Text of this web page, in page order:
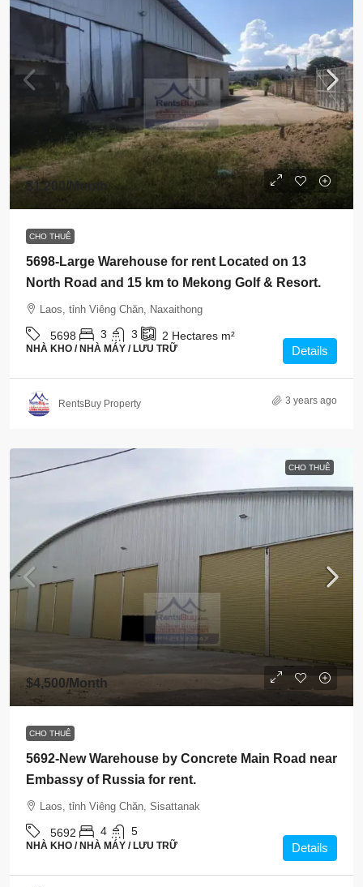
$1,200 /Month
CHO THUÊ
5698-Large Warehouse for rent Located on 13
North Road and 15 km to Mekong Golf & Resort.
Laos, tỉnh Viêng Chăn, Naxaithong
5698 3 3 2 Hectares m²
NHÀ KHO / NHÀ MÁY / LƯU TRỮ Details
RentsBuy Property 3 years ago
CHO THUÊ
$4,500/Month
CHO THUÊ
5692-New Warehouse by Concrete Main Road near
Embassy of Russia for rent.
Laos, tỉnh Viêng Chăn, Sisattanak
5692 4 5
NHÀ KHO / NHÀ MÁY / LƯU TRỮ Details